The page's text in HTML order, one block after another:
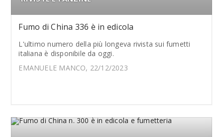
Fumo di China 336 è in edicola
L'ultimo numero della più longeva rivista sui fumetti
italiana è disponibile da oggi.
EMANUELE MANCO, 22/12/2023